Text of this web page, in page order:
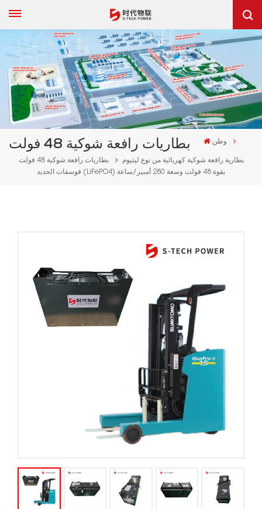
بطاريات رافعة شوكية 48 فولت وطن
بطاريات رافعة شوكية 48 فولت
بطارية رافعة شوكية كهربائية من نوع ليثيوم
فوسفات الحديد (LiFePO4) بقوة 48 فولت وسعة 280 أمبير/ساعة